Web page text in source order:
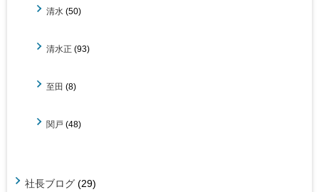
清水 (50)
清水正 (93)
至田 (8)
関戸 (48)
社長ブログ (29)